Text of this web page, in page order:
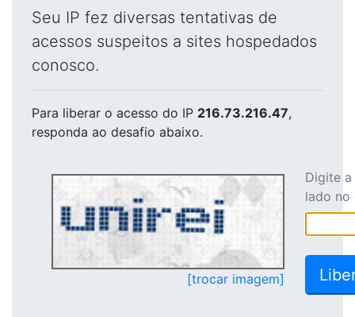
Seu IP fez diversas tentativas de
acessos suspeitos a sites hospedados
conosco.
Para liberar o acesso do IP 216.73.216.47,
responda ao desafio abaixo.
[trocar imagem]
Digite
lado no